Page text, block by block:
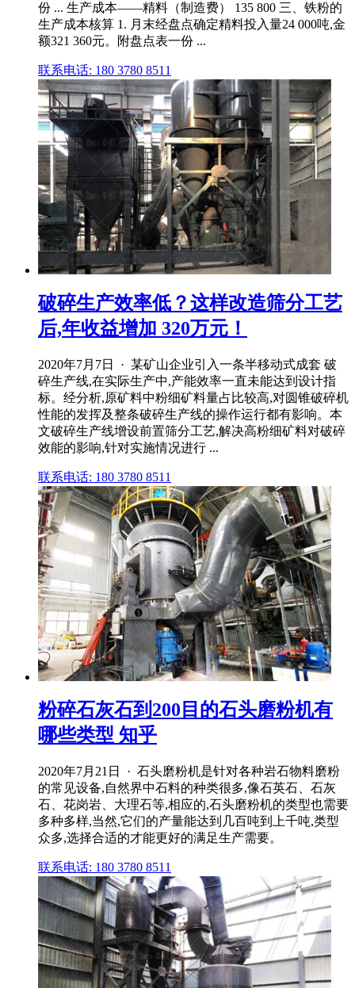
份 ... 生产成本——精料（制造费） 135 800 三、铁粉的
生产成本核算 1. 月末经盘点确定精料投入量24 000吨,金
额321 360元。附盘点表一份 ...
联系电话: 180 3780 8511
破碎生产效率低？这样改造筛分工艺
后,年收益增加 320万元！
2020年7月7日 · 某矿山企业引入一条半移动式成套 破
碎生产线,在实际生产中,产能效率一直未能达到设计指
标。经分析,原矿料中粉细矿料量占比较高,对圆锥破碎机
性能的发挥及整条破碎生产线的操作运行都有影响。本
文破碎生产线增设前置筛分工艺,解决高粉细矿料对破碎
效能的影响,针对实施情况进行 ...
联系电话: 180 3780 8511
粉碎石灰石到200目的石头磨粉机有
哪些类型 知乎
2020年7月21日 · 石头磨粉机是针对各种岩石物料磨粉
的常见设备,自然界中石料的种类很多,像石英石、石灰
石、花岗岩、大理石等,相应的,石头磨粉机的类型也需要
多种多样,当然,它们的产量能达到几百吨到上千吨,类型
众多,选择合适的才能更好的满足生产需要。
联系电话: 180 3780 8511